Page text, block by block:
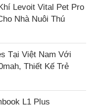
Levoit Vital Pet Pro
Nhà Nuôi Thú
Tại Việt Nam Với
Thiết Kế Trẻ
L1 Plus